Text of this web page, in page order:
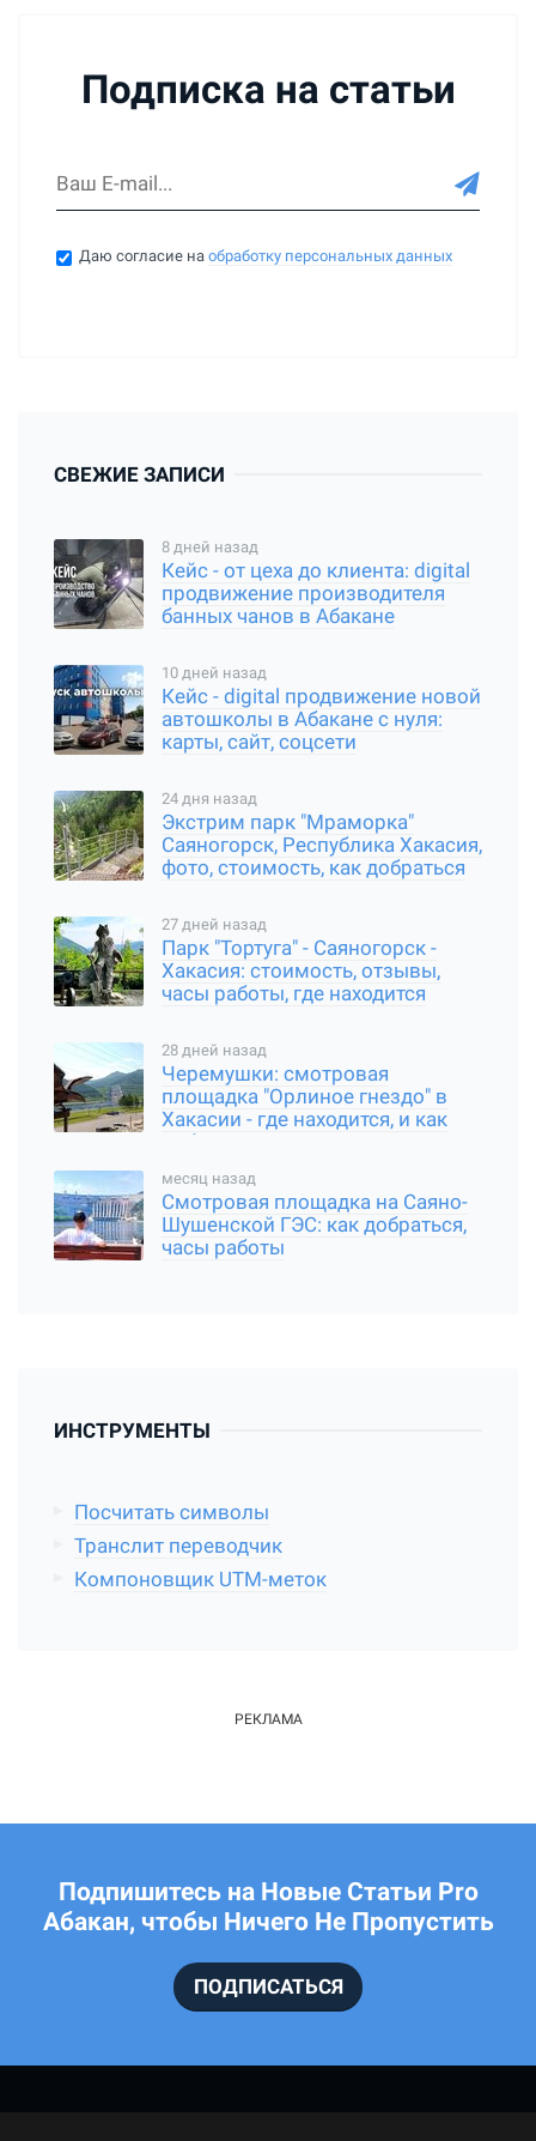
Подписка на статьи
Даю согласие наобработку персональных данных
СВЕЖИЕ ЗАПИСИ
8 дней назад
Кейс - от цеха до клиента: digital
продвижение производителя
банных чанов в Абакане
10 дней назад
Кейс - digital продвижение новой
автошколы в Абакане с нуля:
карты, сайт, соцсети
24 дня назад
Экстрим парк "Мраморка"
Саяногорск, Республика Хакасия,
фото, стоимость, как добраться
27 дней назад
Парк "Тортуга" - Саяногорск -
Хакасия: стоимость, отзывы,
часы работы, где находится
28 дней назад
Черемушки: смотровая
площадка "Орлиное гнездо" в
Хакасии - где находится, и как
добраться
месяц назад
Смотровая площадка на Саяно-
Шушенской ГЭС: как добраться,
часы работы
ИНСТРУМЕНТЫ
Посчитать символы
Транслит переводчик
Компоновщик UTM-меток
Подпишитесь на Новые Статьи Pro
Абакан, чтобы Ничего Не Пропустить
ПОДПИСАТЬСЯ